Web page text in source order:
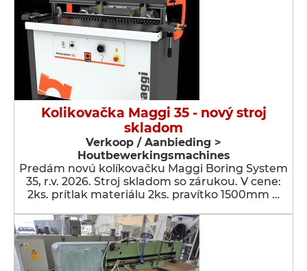
Kolikovačka Maggi 35 - nový stroj
skladom
Verkoop / Aanbieding >
Houtbewerkingsmachines
Predám novú kolíkovačku Maggi Boring System
35, r.v. 2026. Stroj skladom so zárukou. V cene:
2ks. prítlak materiálu 2ks. pravítko 1500mm …